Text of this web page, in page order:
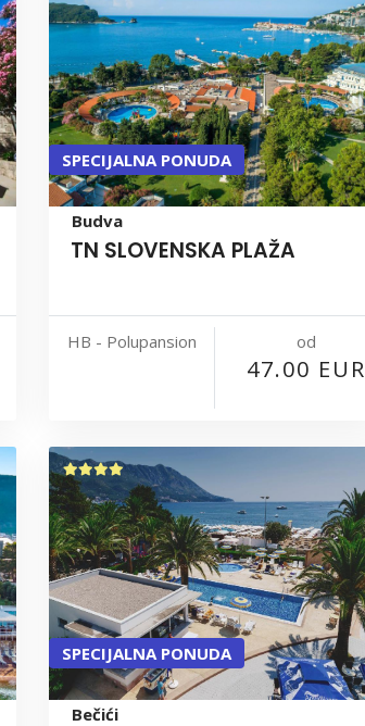
SPECIJALNA PONUDA
Budva
TN SLOVENSKA PLAŽA
HB - Polupansion od
47.00 EUR
SPECIJALNA PONUDA
Bečići